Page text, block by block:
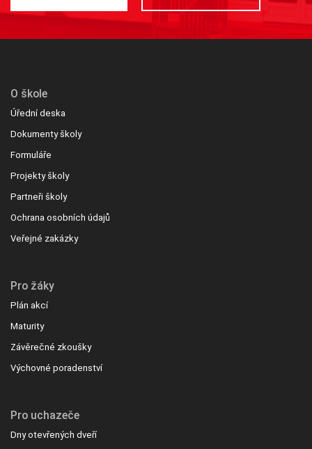
O škole
Úřední deska
Dokumenty školy
Formuláře
Projekty školy
Partneři školy
Ochrana osobních údajů
Veřejné zakázky
Pro žáky
Plán akcí
Maturity
Závěrečné zkoušky
Výchovné poradenství
Pro uchazeče
Dny otevřených dveří